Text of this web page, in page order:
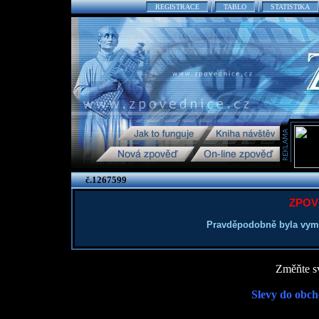
REGISTRACE TABLO STATISTIKA
č.1267599
Pravděpodobně byla
Změňte
Slevy do